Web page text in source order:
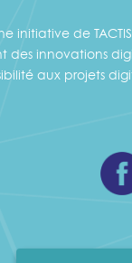
initiative de
innovations
aux projets